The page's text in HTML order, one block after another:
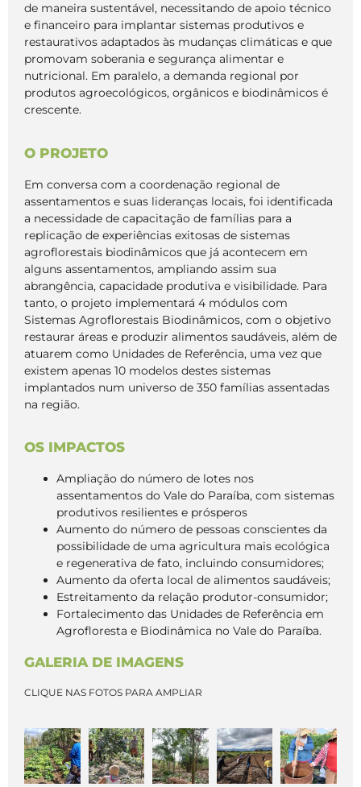
de maneira sustentável, necessitando de apoio técnico
e financeiro para implantar sistemas produtivos e
restaurativos adaptados às mudanças climáticas e que
promovam soberania e segurança alimentar e
nutricional. Em paralelo, a demanda regional por
produtos agroecológicos, orgânicos e biodinâmicos é
crescente.
O PROJETO
Em conversa com a coordenação regional de
assentamentos e suas lideranças locais, foi identificada
a necessidade de capacitação de famílias para a
replicação de experiências exitosas de sistemas
agroflorestais biodinâmicos que já acontecem em
alguns assentamentos, ampliando assim sua
abrangência, capacidade produtiva e visibilidade. Para
tanto, o projeto implementará 4 módulos com
Sistemas Agroflorestais Biodinâmicos, com o objetivo
restaurar áreas e produzir alimentos saudáveis, além de
atuarem como Unidades de Referência, uma vez que
existem apenas 10 modelos destes sistemas
implantados num universo de 350 famílias assentadas
na região.
OS IMPACTOS
Ampliação do número de lotes nos
assentamentos do Vale do Paraíba, com sistemas
produtivos resilientes e prósperos
Aumento do número de pessoas conscientes da
possibilidade de uma agricultura mais ecológica
e regenerativa de fato, incluindo consumidores;
Aumento da oferta local de alimentos saudáveis;
Estreitamento da relação produtor-consumidor;
Fortalecimento das Unidades de Referência em
Agrofloresta e Biodinâmica no Vale do Paraíba.
GALERIA DE IMAGENS
CLIQUE NAS FOTOS PARA AMPLIAR